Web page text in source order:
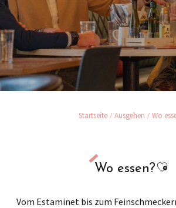
Startseite Ausgehen Wo
Wo essen?
Vom Estaminet bis zum